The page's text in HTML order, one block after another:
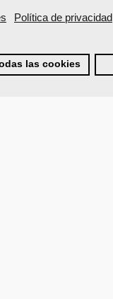
Política de privacidad
las cookies